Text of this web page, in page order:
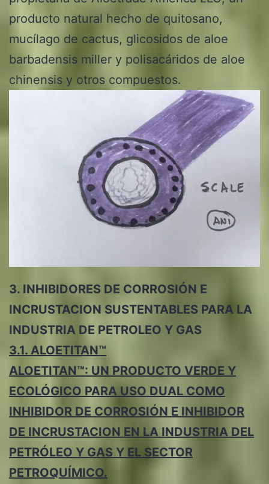
producto natural hecho de quitosano,
mucílago de cactus, glicosidos de aloe
barbadensis miller y polisacáridos de aloe
chinensis y otros compuestos.
3. INHIBIDORES DE CORROSIÓN E
INCRUSTACION SUSTENTABLES PARA LA
INDUSTRIA DE PETROLEO Y GAS
3.1. ALOETITAN™
ALOETITAN™: UN PRODUCTO VERDE Y
ECOLÓGICO PARA USO DUAL COMO
INHIBIDOR DE CORROSIÓN E INHIBIDOR
DE INCRUSTACION EN LA INDUSTRIA DEL
PETRÓLEO Y GAS Y EL SECTOR
PETROQUÍMICO.